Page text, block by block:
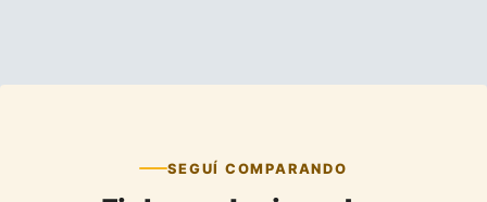
SEGUÍ COMPARANDO